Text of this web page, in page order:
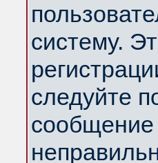
систему.
следуйте
сообщение